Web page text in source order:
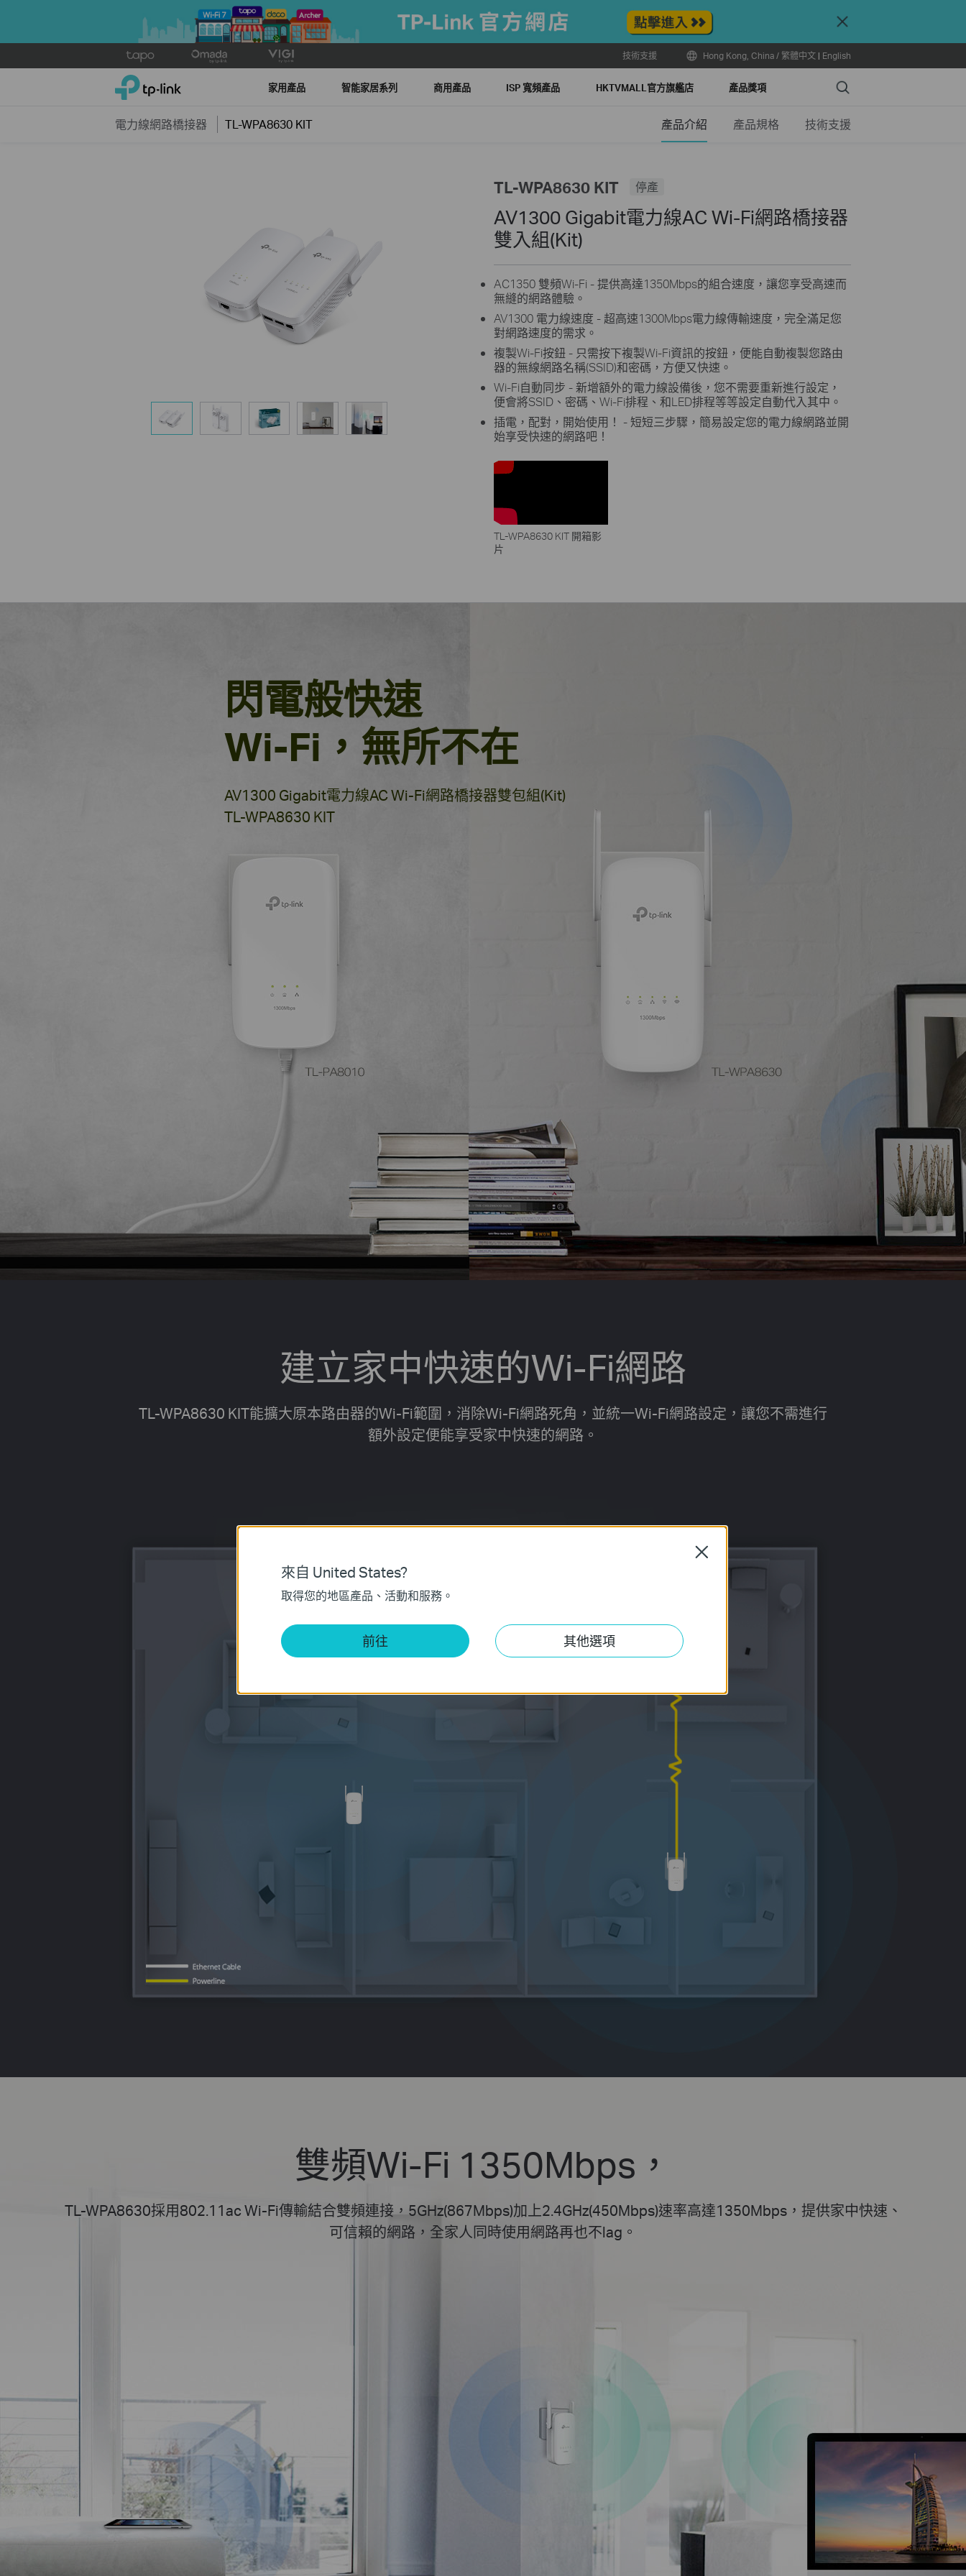
Close
to
技術支援 Hong Kong, China / 繁體中文 | English
TP-Link, Reliably Smart 家用產品 智能家居系列 商用產品 ISP 寬頻產品 HKTVMALL官方旗艦店 產品獎項 Search
電力線網路橋接器 TL-WPA8630 KIT 產品介紹 產品規格 技術支援
TL-WPA8630 KIT 停產
AV1300 Gigabit電力線AC Wi-Fi網路橋接器
雙入組(Kit)
AC1350 雙頻Wi-Fi - 提供高達1350Mbps的組合速度，讓您享受高速而
無縫的網路體驗。
AV1300 電力線速度 - 超高速1300Mbps電力線傳輸速度，完全滿足您
對網路速度的需求。
複製Wi-Fi按鈕 - 只需按下複製Wi-Fi資訊的按鈕，便能自動複製您路由
器的無線網路名稱(SSID)和密碼，方便又快速。
Wi-Fi自動同步 - 新增額外的電力線設備後，您不需要重新進行設定，
便會將SSID、密碼、Wi-Fi排程、和LED排程等等設定自動代入其中。
插電，配對，開始使用！ - 短短三步驟，簡易設定您的電力線網路並開
始享受快速的網路吧！
TL-WPA8630 KIT 開箱影
片
閃電般快速
Wi-Fi，無所不在
AV1300 Gigabit電力線AC Wi-Fi網路橋接器雙包組(Kit)
TL-WPA8630 KIT
建立家中快速的Wi-Fi網路
TL-WPA8630 KIT能擴大原本路由器的Wi-Fi範圍，消除Wi-Fi網路死角，並統一Wi-Fi網路設定，讓您不需進行
額外設定便能享受家中快速的網路。
雙頻Wi-Fi 1350Mbps，
TL-WPA8630採用802.11ac Wi-Fi傳輸結合雙頻連接，5GHz(867Mbps)加上2.4GHz(450Mbps)速率高達1350Mbps，提供家中快速、
可信賴的網路，全家人同時使用網路再也不lag。
來自 United States?
取得您的地區產品、活動和服務。
前往 其他選項
Close